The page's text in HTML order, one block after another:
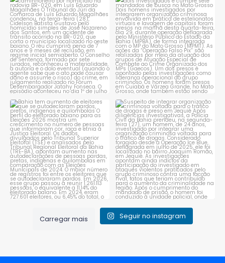
Tribunal do Júri condena
caminhoneiro por...
1 0
Operação do MPBA e MPMT
prende dois investigados e...
1 0
Bahia tem aumento de eleitores
que se autodeclaram...
1 0
Suspeito de integrar
organização criminosa
voltada...
1 0
Carregar mais Seguir no instagram